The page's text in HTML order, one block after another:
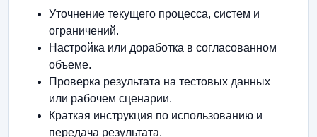
Уточнение текущего процесса, систем и
ограничений.
Настройка или доработка в согласованном
объеме.
Проверка результата на тестовых данных
или рабочем сценарии.
Краткая инструкция по использованию и
передача результата.